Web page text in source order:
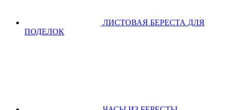
ЛИСТОВАЯ БЕРЕСТА ДЛЯ
ПОДЕЛОК